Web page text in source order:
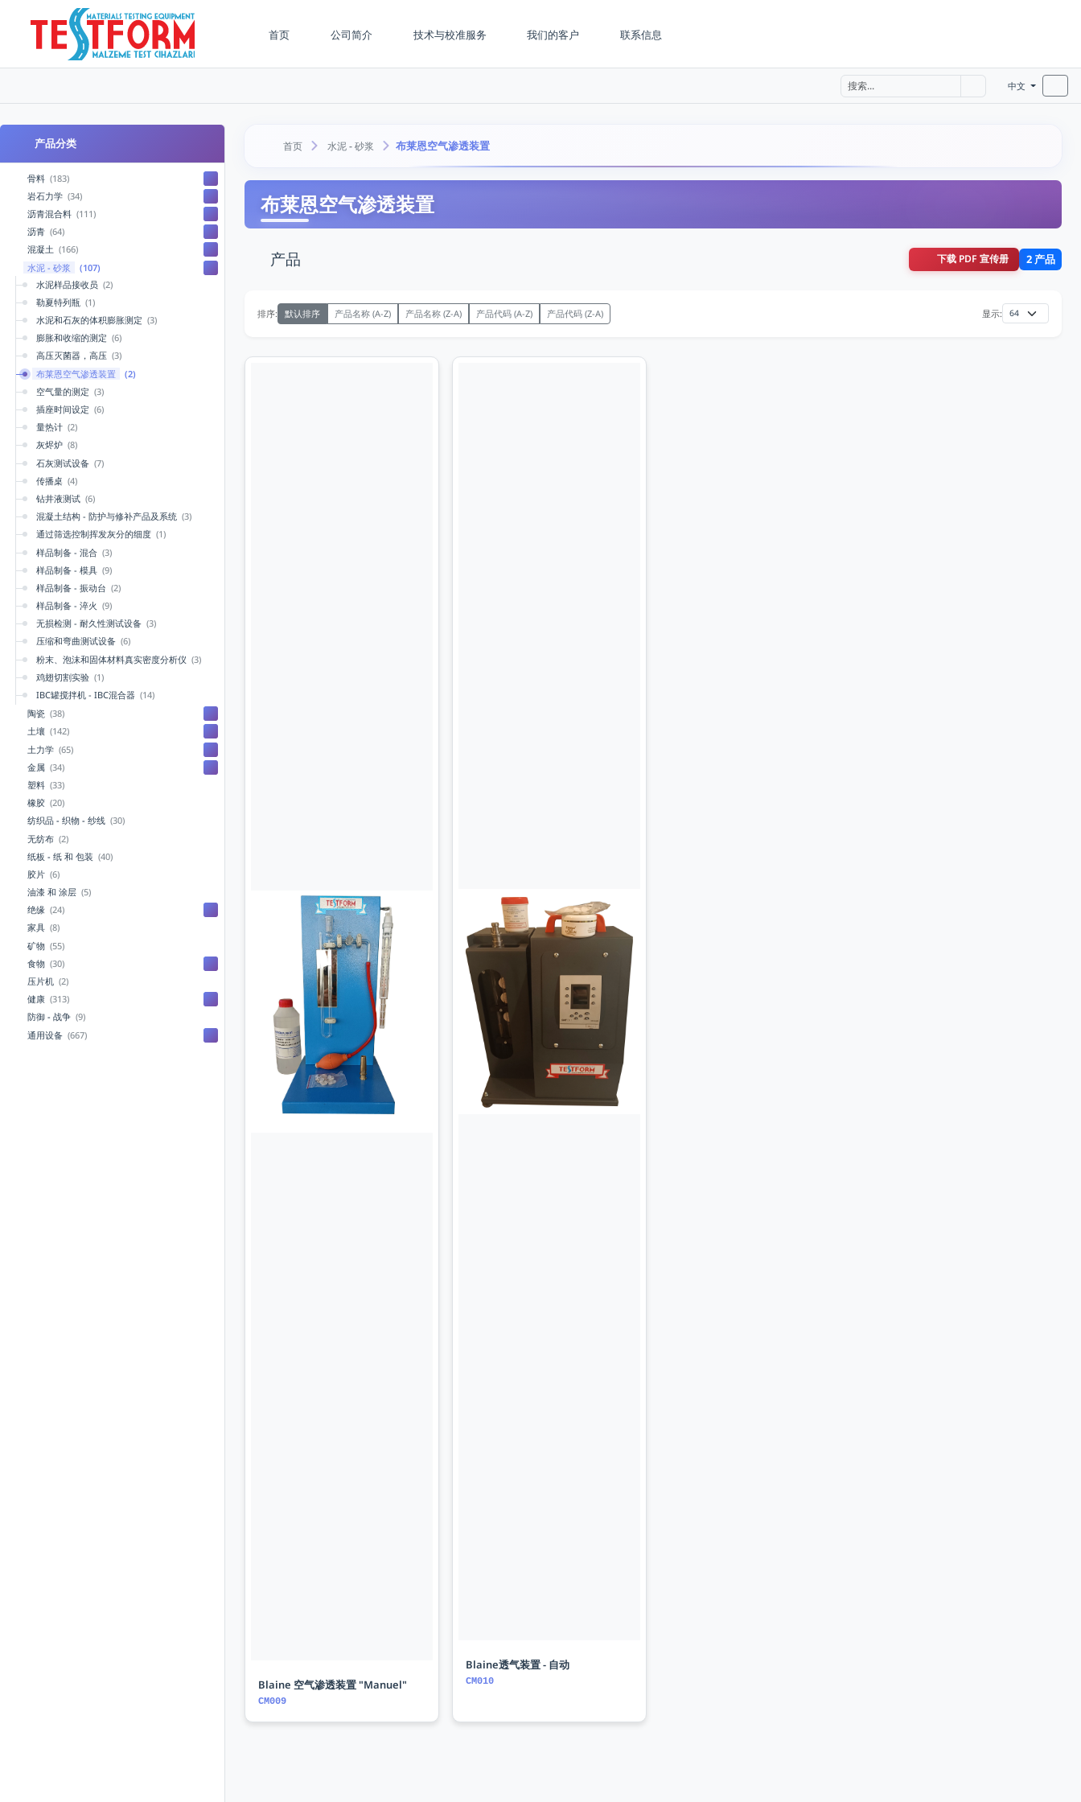
首页 公司简介 技术与校准服务 我们的客户 联系信息
中文
产品分类
骨料 (183)
岩石力学 (34)
沥青混合料 (111)
沥青 (64)
混凝土 (166)
水泥 - 砂浆
(107)
水泥样品接收员 (2)
勒夏特列瓶 (1)
水泥和石灰的体积膨胀测定 (3)
膨胀和收缩的测定 (6)
高压灭菌器，高压 (3)
布莱恩空气渗透装置
(2)
空气量的测定 (3)
插座时间设定 (6)
量热计 (2)
灰烬炉 (8)
石灰测试设备 (7)
传播桌 (4)
钻井液测试 (6)
混凝土结构 - 防护与修补产品及系统 (3)
通过筛选控制挥发灰分的细度 (1)
样品制备 - 混合 (3)
样品制备 - 模具 (9)
样品制备 - 振动台 (2)
样品制备 - 淬火 (9)
无损检测 - 耐久性测试设备 (3)
压缩和弯曲测试设备 (6)
粉末、泡沫和固体材料真实密度分析仪 (3)
鸡翅切割实验 (1)
IBC罐搅拌机 - IBC混合器 (14)
陶瓷 (38)
土壤 (142)
土力学 (65)
金属 (34)
塑料 (33)
橡胶 (20)
纺织品 - 织物 - 纱线 (30)
无纺布 (2)
纸板 - 纸 和 包装 (40)
胶片 (6)
油漆 和 涂层 (5)
绝缘 (24)
家具 (8)
矿物 (55)
食物 (30)
压片机 (2)
健康 (313)
防御 - 战争 (9)
通用设备 (667)
首页 水泥 - 砂浆 布莱恩空气渗透装置
布莱恩空气渗透装置
产品 下载 PDF 宣传册 2 产品
排序: 默认排序 产品名称 (A-Z) 产品名称 (Z-A) 产品代码 (A-Z) 产品代码 (Z-A) 显示:
Blaine 空气渗透装置 "Manuel"
CM009
Blaine透气装置 - 自动
CM010